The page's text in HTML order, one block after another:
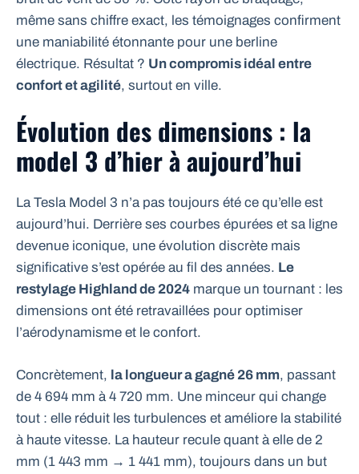
même sans chiffre exact, les témoignages confirment
une maniabilité étonnante pour une berline
électrique. Résultat ? Un compromis idéal entre
confort et agilité, surtout en ville.
Évolution des dimensions : la
model 3 d’hier à aujourd’hui
La Tesla Model 3 n’a pas toujours été ce qu’elle est
aujourd’hui. Derrière ses courbes épurées et sa ligne
devenue iconique, une évolution discrète mais
significative s’est opérée au fil des années. Le
restylage Highland de 2024 marque un tournant : les
dimensions ont été retravaillées pour optimiser
l’aérodynamisme et le confort.
Concrètement, la longueur a gagné 26 mm, passant
de 4 694 mm à 4 720 mm. Une minceur qui change
tout : elle réduit les turbulences et améliore la stabilité
à haute vitesse. La hauteur recule quant à elle de 2
mm (1 443 mm → 1 441 mm), toujours dans un but